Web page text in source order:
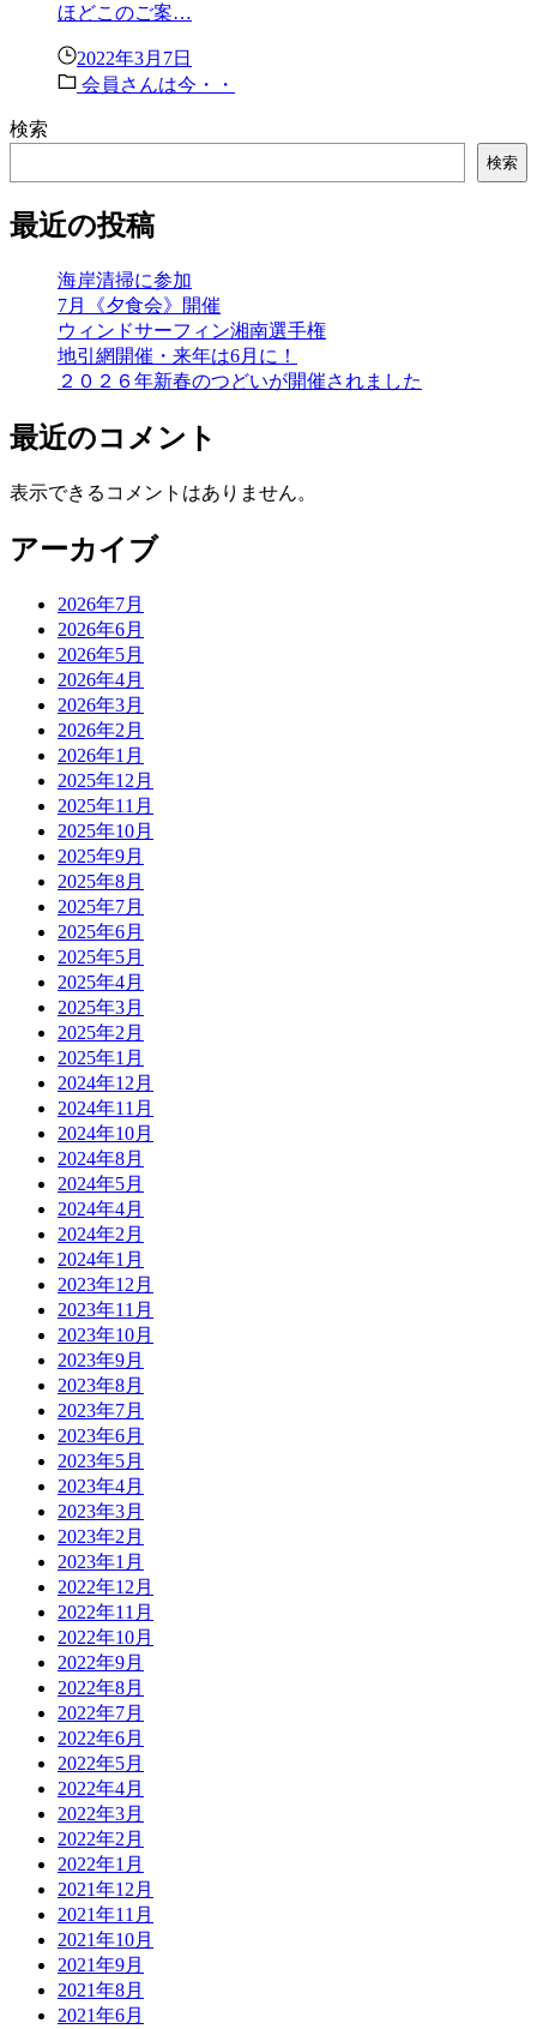
ほどこのご案…
2022年3月7日
会員さんは今・・
検索
検索
最近の投稿
海岸清掃に参加
7月《夕食会》開催
ウィンドサーフィン湘南選手権
地引網開催・来年は6月に！
２０２６年新春のつどいが開催されました
最近のコメント
表示できるコメントはありません。
アーカイブ
2026年7月
2026年6月
2026年5月
2026年4月
2026年3月
2026年2月
2026年1月
2025年12月
2025年11月
2025年10月
2025年9月
2025年8月
2025年7月
2025年6月
2025年5月
2025年4月
2025年3月
2025年2月
2025年1月
2024年12月
2024年11月
2024年10月
2024年8月
2024年5月
2024年4月
2024年2月
2024年1月
2023年12月
2023年11月
2023年10月
2023年9月
2023年8月
2023年7月
2023年6月
2023年5月
2023年4月
2023年3月
2023年2月
2023年1月
2022年12月
2022年11月
2022年10月
2022年9月
2022年8月
2022年7月
2022年6月
2022年5月
2022年4月
2022年3月
2022年2月
2022年1月
2021年12月
2021年11月
2021年10月
2021年9月
2021年8月
2021年6月